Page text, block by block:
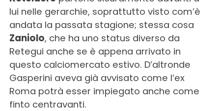
lui nelle gerarchie, soprattutto visto com’è
andata la passata stagione; stessa cosa
Zaniolo, che ha uno status diverso da
Retegui anche se è appena arrivato in
questo calciomercato estivo. D’altronde
Gasperini aveva già avvisato come l’ex
Roma potrà esser impiegato anche come
finto centravanti.